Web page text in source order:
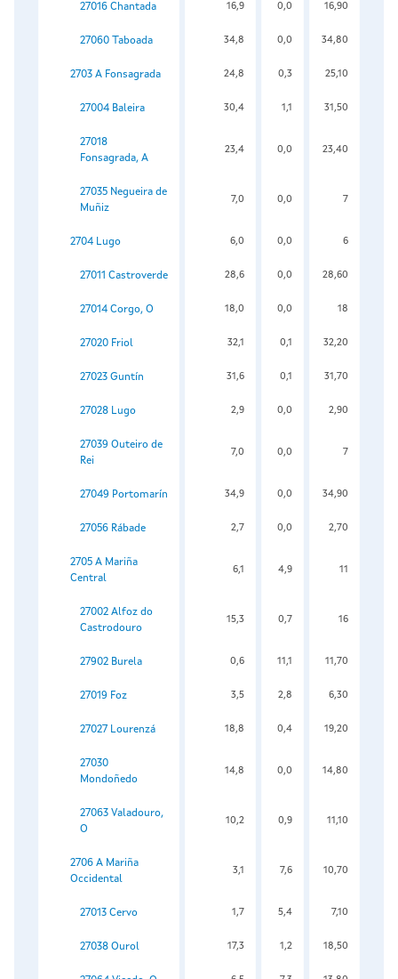
27016 Chantada 16,9 0,0 16,90
27060 Taboada 34,8 0,0 34,80
2703 A Fonsagrada 24,8 0,3 25,10
27004 Baleira 30,4 1,1 31,50
27018
Fonsagrada, A
23,4 0,0 23,40
27035 Negueira de
Muñiz
7,0 0,0 7
2704 Lugo 6,0 0,0 6
27011 Castroverde 28,6 0,0 28,60
27014 Corgo, O 18,0 0,0 18
27020 Friol 32,1 0,1 32,20
27023 Guntín 31,6 0,1 31,70
27028 Lugo 2,9 0,0 2,90
27039 Outeiro de
Rei
7,0 0,0 7
27049 Portomarín 34,9 0,0 34,90
27056 Rábade 2,7 0,0 2,70
2705 A Mariña
Central
6,1 4,9 11
27002 Alfoz do
Castrodouro
15,3 0,7 16
27902 Burela 0,6 11,1 11,70
27019 Foz 3,5 2,8 6,30
27027 Lourenzá 18,8 0,4 19,20
27030
Mondoñedo
14,8 0,0 14,80
27063 Valadouro,
O
10,2 0,9 11,10
2706 A Mariña
Occidental
3,1 7,6 10,70
27013 Cervo 1,7 5,4 7,10
27038 Ourol 17,3 1,2 18,50